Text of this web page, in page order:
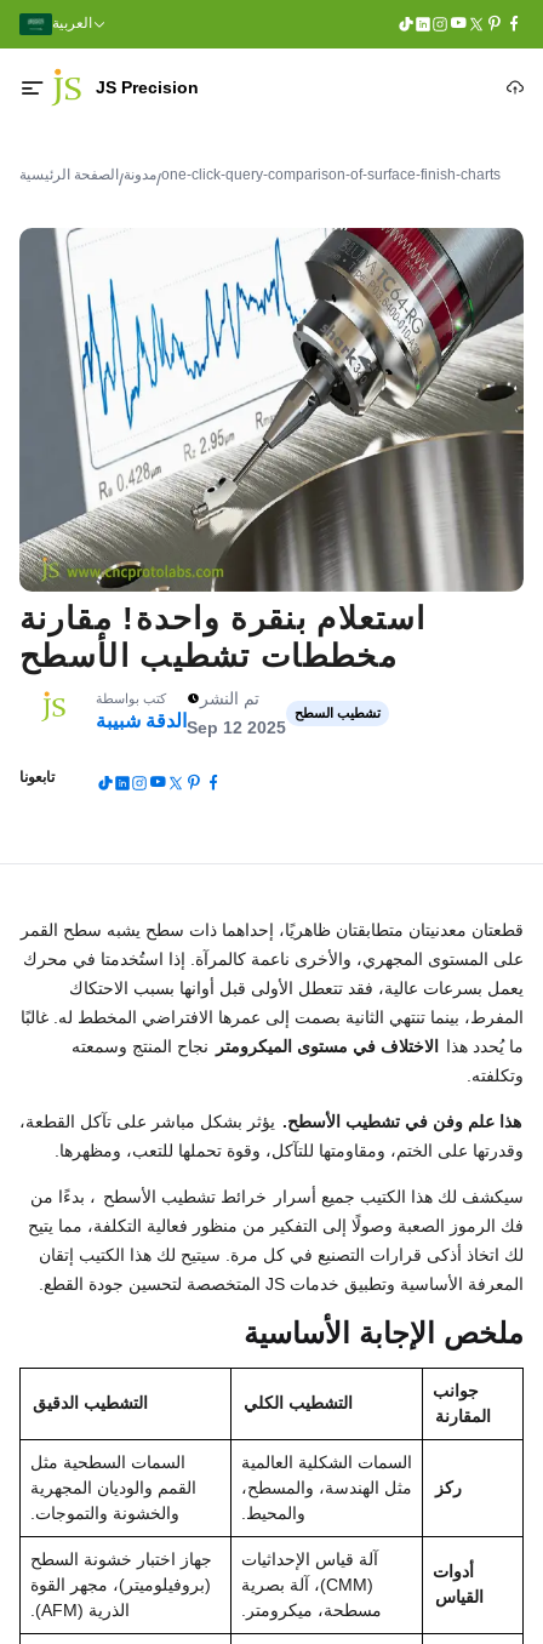
العربية
JS Precision
الصفحة الرئيسية /مدونة/one-click-query-comparison-of-surface-finish-charts
استعلام بنقرة واحدة! مقارنة
مخططات تشطيب الأسطح
كتب بواسطة
الدقة شبيبة
تم النشر
Sep 12 2025
تشطيب السطح
تابعونا
قطعتان معدنيتان متطابقتان ظاهريًا، إحداهما ذات سطح يشبه سطح القمر
على المستوى المجهري، والأخرى ناعمة كالمرآة. إذا استُخدمتا في محرك
يعمل بسرعات عالية، فقد تتعطل الأولى قبل أوانها بسبب الاحتكاك
المفرط، بينما تنتهي الثانية بصمت إلى عمرها الافتراضي المخطط له. غالبًا
ما يُحدد هذا الاختلاف في مستوى الميكرومتر
نجاح المنتج وسمعته
وتكلفته.
هذا علم وفن في تشطيب الأسطح. يؤثر بشكل مباشر على تآكل القطعة،
وقدرتها على الختم، ومقاومتها للتآكل، وقوة تحملها للتعب، ومظهرها.
سيكشف لك هذا الكتيب جميع أسرار خرائط تشطيب الأسطح ، بدءًا من
فك الرموز الصعبة وصولًا إلى التفكير من منظور فعالية التكلفة، مما يتيح
لك اتخاذ أذكى قرارات التصنيع في كل مرة. سيتيح لك هذا الكتيب إتقان
المعرفة الأساسية وتطبيق خدمات JS المتخصصة لتحسين جودة القطع.
ملخص الإجابة الأساسية
جوانب
المقارنة
التشطيب الكلي التشطيب الدقيق
ركز
السمات الشكلية العالمية
مثل الهندسة، والمسطح،
والمحيط.
السمات السطحية مثل
القمم والوديان المجهرية
والخشونة والتموجات.
أدوات
القياس
آلة قياس الإحداثيات
(CMM)، آلة بصرية
مسطحة، ميكرومتر.
جهاز اختبار خشونة السطح
(بروفيلوميتر)، مجهر القوة
الذرية (AFM).